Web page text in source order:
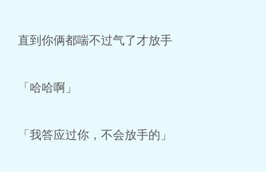
直到你俩都喘不过气了才放手
「哈哈啊」
「我答应过你，不会放手的」